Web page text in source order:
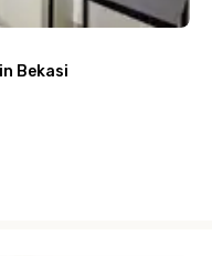
Bekasi